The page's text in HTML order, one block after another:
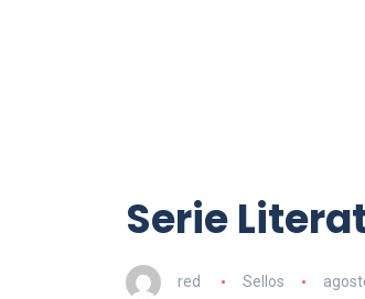
Serie
red Sellos